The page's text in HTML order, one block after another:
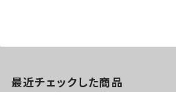
最近チェックした商品